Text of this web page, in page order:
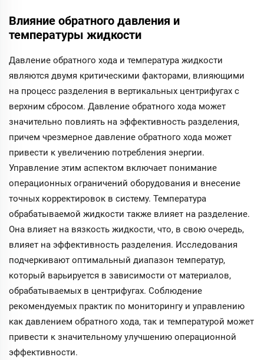
Влияние обратного давления и
температуры жидкости
Давление обратного хода и температура жидкости
являются двумя критическими факторами, влияющими
на процесс разделения в вертикальных центрифугах с
верхним сбросом. Давление обратного хода может
значительно повлиять на эффективность разделения,
причем чрезмерное давление обратного хода может
привести к увеличению потребления энергии.
Управление этим аспектом включает понимание
операционных ограничений оборудования и внесение
точных корректировок в систему. Температура
обрабатываемой жидкости также влияет на разделение.
Она влияет на вязкость жидкости, что, в свою очередь,
влияет на эффективность разделения. Исследования
подчеркивают оптимальный диапазон температур,
который варьируется в зависимости от материалов,
обрабатываемых в центрифугах. Соблюдение
рекомендуемых практик по мониторингу и управлению
как давлением обратного хода, так и температурой может
привести к значительному улучшению операционной
эффективности.